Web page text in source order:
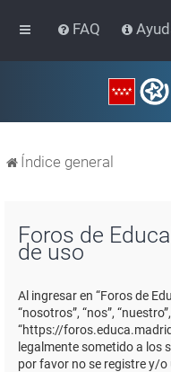
FAQ
Índice general
Foros de
de uso
Al ingresar en “Foros de
“nosotros”, “nos”,
“https://
legalmente sometido a los
por favor no se registre y/o